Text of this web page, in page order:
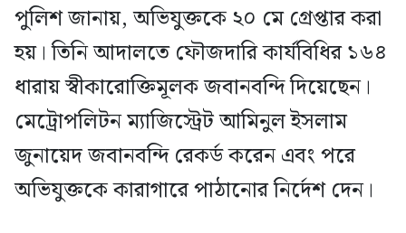
পুলিশ জানায়, অভিযুক্তকে ২০ মে গ্রেপ্তার করা
হয়। তিনি আদালতে ফৌজদারি কার্যবিধির ১৬৪
ধারায় স্বীকারোক্তিমূলক জবানবন্দি দিয়েছেন।
মেট্রোপলিটন ম্যাজিস্ট্রেট আমিনুল ইসলাম
জুনায়েদ জবানবন্দি রেকর্ড করেন এবং পরে
অভিযুক্তকে কারাগারে পাঠানোর নির্দেশ দেন।